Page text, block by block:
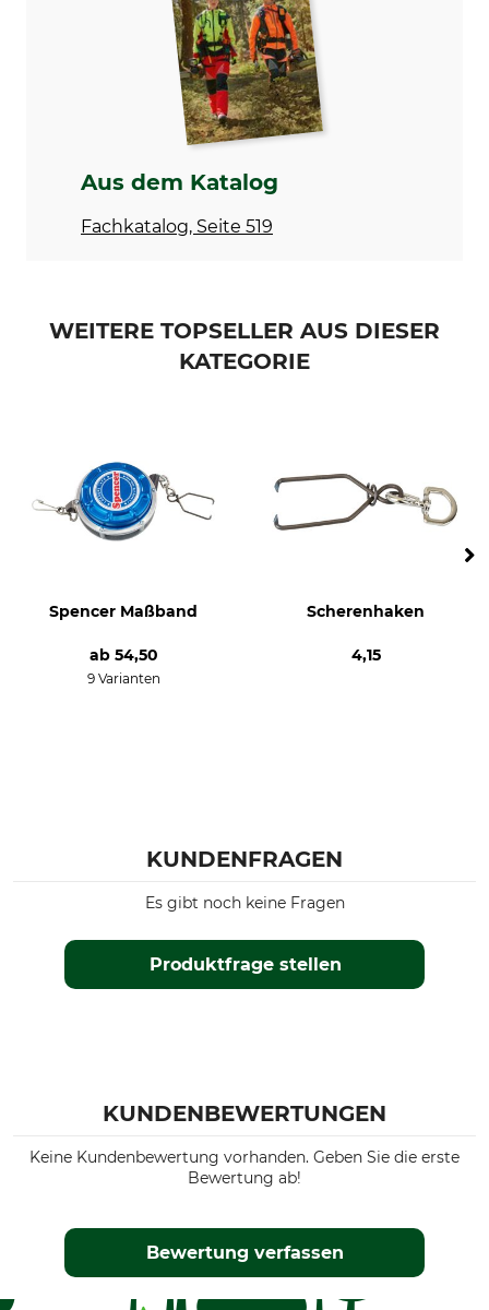
Modellbezeichnung
Herstellung
Made in Germany
Aus dem Katalog
Fachkatalog, Seite 519
WEITERE TOPSELLER AUS DIESER
KATEGORIE
Spencer Maßband
ab 54,50
9 Varianten
Scherenhaken
4,15
KUNDENFRAGEN
Produktfrage stellen
Es gibt noch keine Fragen
KUNDENBEWERTUNGEN
Keine Kundenbewertung vorhanden. Geben Sie die erste
Bewertung ab!
Bewertung verfassen